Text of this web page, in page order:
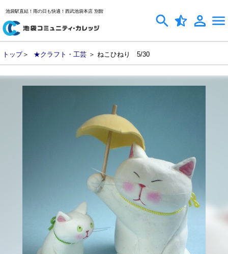
池袋駅直結！雨の日も快適！西武池袋本店 別館
トップ＞ ★クラフト・工芸 ＞ ねこひねり 5/30